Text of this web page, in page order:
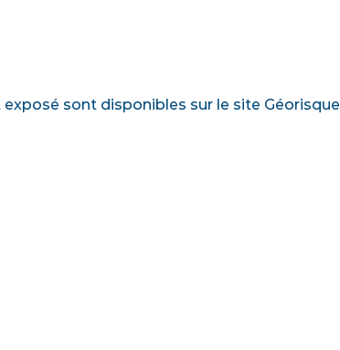
sont disponibles sur le site